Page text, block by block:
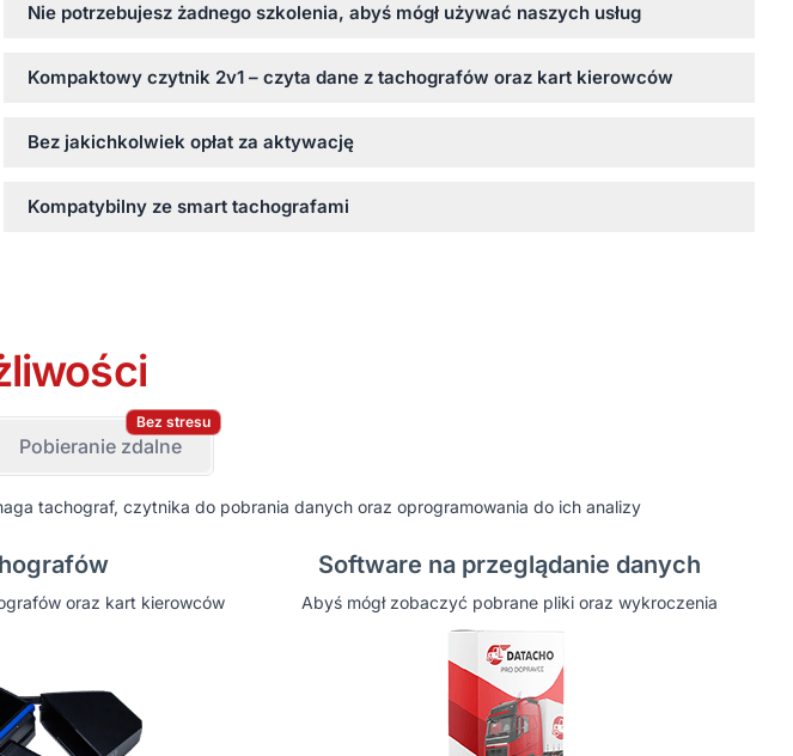
Nie potrzebujesz żadnego szkolenia, abyś mógł używać naszych usług
Kompaktowy czytnik 2v1 – czyta dane z tachografów oraz kart kierowców
Bez jakichkolwiek opłat za aktywację
Kompatybilny ze smart tachografami
Bez stresu
Pobieranie zdalne
tachograf, czytnika do pobrania danych oraz oprogramowania do ich analizy
oraz kart kierowców
Software na przeglądanie danych
Abyś mógł zobaczyć pobrane pliki oraz wykroczenia